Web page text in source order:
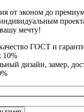
от эконом до
мечту!
ГОСТ и
10%
дизайн, замер,